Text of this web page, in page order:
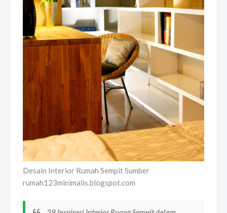
Desain Interior Rumah Sempit Sumber
rumah123minimalis.blogspot.com